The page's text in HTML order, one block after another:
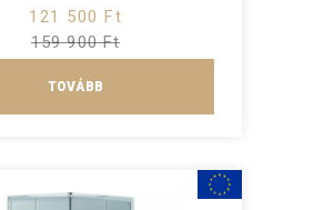
121 500 Ft
159 900 Ft
TOVÁBB